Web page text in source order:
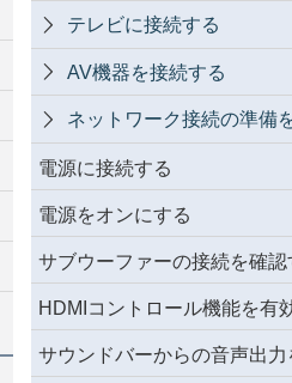
 テレビに接続する
 AV機器を接続する
 ネットワーク接続の準備
電源に接続する
電源をオンにする
サブウーファーの接続を確認
HDMIコントロール機能を有
サウンドバーからの音声出力